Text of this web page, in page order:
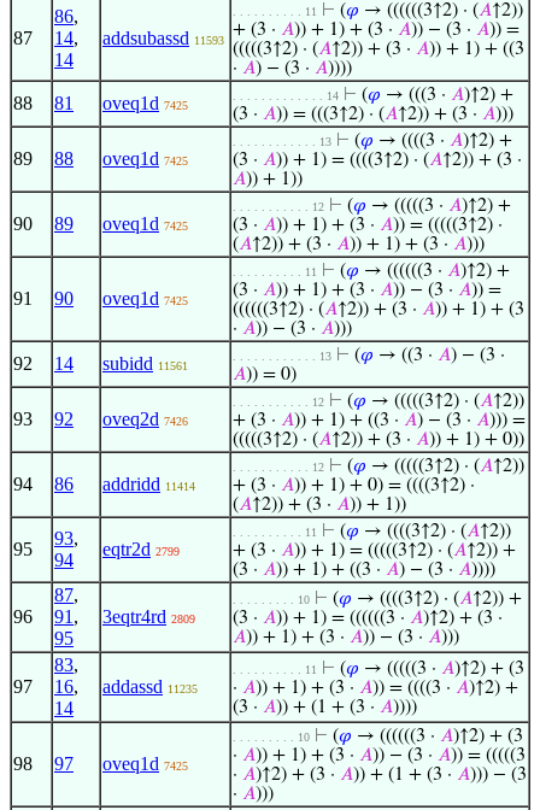
87
86,
14,
14
addsubassd 11593
. . . . . . . . . . 11 ⊢ (𝜑 → ((((((3↑2) · (𝐴↑2))
+ (3 · 𝐴)) + 1) + (3 · 𝐴)) − (3 · 𝐴)) =
(((((3↑2) · (𝐴↑2)) + (3 · 𝐴)) + 1) + ((3
· 𝐴) − (3 · 𝐴))))
88 81 oveq1d 7425
. . . . . . . . . . . . . 14 ⊢ (𝜑 → (((3 · 𝐴)↑2) +
(3 · 𝐴)) = (((3↑2) · (𝐴↑2)) + (3 · 𝐴)))
89 88 oveq1d 7425
. . . . . . . . . . . . 13 ⊢ (𝜑 → ((((3 · 𝐴)↑2) +
(3 · 𝐴)) + 1) = ((((3↑2) · (𝐴↑2)) + (3 ·
𝐴)) + 1))
90 89 oveq1d 7425
. . . . . . . . . . . 12 ⊢ (𝜑 → (((((3 · 𝐴)↑2) +
(3 · 𝐴)) + 1) + (3 · 𝐴)) = (((((3↑2) ·
(𝐴↑2)) + (3 · 𝐴)) + 1) + (3 · 𝐴)))
91 90 oveq1d 7425
. . . . . . . . . . 11 ⊢ (𝜑 → ((((((3 · 𝐴)↑2) +
(3 · 𝐴)) + 1) + (3 · 𝐴)) − (3 · 𝐴)) =
((((((3↑2) · (𝐴↑2)) + (3 · 𝐴)) + 1) + (3
· 𝐴)) − (3 · 𝐴)))
92 14 subidd 11561
. . . . . . . . . . . . 13 ⊢ (𝜑 → ((3 · 𝐴) − (3 ·
𝐴)) = 0)
93 92 oveq2d 7426
. . . . . . . . . . . 12 ⊢ (𝜑 → (((((3↑2) · (𝐴↑2))
+ (3 · 𝐴)) + 1) + ((3 · 𝐴) − (3 · 𝐴))) =
(((((3↑2) · (𝐴↑2)) + (3 · 𝐴)) + 1) + 0))
94 86 addridd 11414
. . . . . . . . . . . 12 ⊢ (𝜑 → (((((3↑2) · (𝐴↑2))
+ (3 · 𝐴)) + 1) + 0) = ((((3↑2) ·
(𝐴↑2)) + (3 · 𝐴)) + 1))
95
93,
94
eqtr2d 2799
. . . . . . . . . . 11 ⊢ (𝜑 → ((((3↑2) · (𝐴↑2))
+ (3 · 𝐴)) + 1) = (((((3↑2) · (𝐴↑2)) +
(3 · 𝐴)) + 1) + ((3 · 𝐴) − (3 · 𝐴))))
96
87,
91 ,
95
3eqtr4rd 2809
. . . . . . . . . 10 ⊢ (𝜑 → ((((3↑2) · (𝐴↑2)) +
(3 · 𝐴)) + 1) = ((((((3 · 𝐴)↑2) + (3 ·
𝐴)) + 1) + (3 · 𝐴)) − (3 · 𝐴)))
97
83,
16,
14
addassd 11235
. . . . . . . . . . 11 ⊢ (𝜑 → (((((3 · 𝐴)↑2) + (3
· 𝐴)) + 1) + (3 · 𝐴)) = ((((3 · 𝐴)↑2) +
(3 · 𝐴)) + (1 + (3 · 𝐴))))
98 97 oveq1d 7425
. . . . . . . . . 10 ⊢ (𝜑 → ((((((3 · 𝐴)↑2) + (3
· 𝐴)) + 1) + (3 · 𝐴)) − (3 · 𝐴)) = (((((3
· 𝐴)↑2) + (3 · 𝐴)) + (1 + (3 · 𝐴))) − (3
· 𝐴)))